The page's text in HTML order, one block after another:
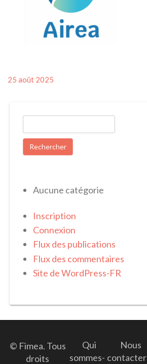
Posted
25 août 2025
Aucune catégorie
Inscription
Connexion
Flux des publications
Flux des commentaires
Site de WordPress-FR
© Fimea. Tous
droits
Qui
sommes-
Nous
contacter